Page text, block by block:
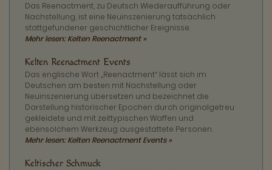
Das Reenactment, zu Deutsch Wiederaufführung oder
Nachstellung, ist eine Neuinszenierung tatsächlich
stattgefundener geschichtlicher Ereignisse.
Mehr lesen: Kelten Reenactment »
Kelten Reenactment Events
Das englische Wort „Reenactment“ lässt sich im
Deutschen am besten mit Nachstellung oder
Neuinszenierung übersetzen und bezeichnet die
Darstellung historischer Epochen durch originalgetreu
gekleidete und mit zeittypischen Waffen und
ebensolchem Werkzeug ausgestattete Personen.
Mehr lesen: Kelten Reenactment Events »
Keltischer Schmuck